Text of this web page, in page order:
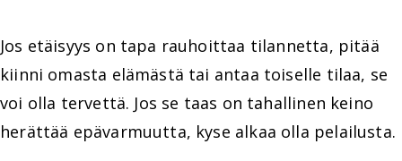
Jos etäisyys on tapa rauhoittaa tilannetta, pitää
kiinni omasta elämästä tai antaa toiselle tilaa, se
voi olla tervettä. Jos se taas on tahallinen keino
herättää epävarmuutta, kyse alkaa olla pelailusta.